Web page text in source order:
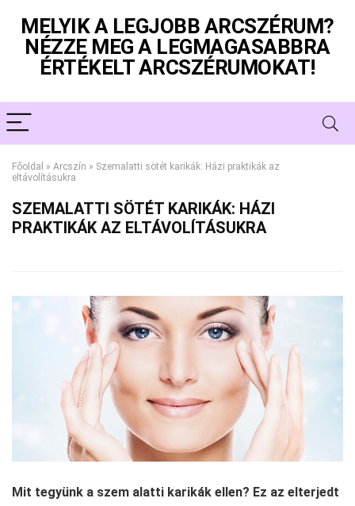
MELYIK A LEGJOBB ARCSZÉRUM?
NÉZZE MEG A LEGMAGASABBRA
ÉRTÉKELT ARCSZÉRUMOKAT!
Főoldal » Arcszín » Szemalatti sötét karikák: Házi praktikák az
eltávolításukra
SZEMALATTI SÖTÉT KARIKÁK: HÁZI
PRAKTIKÁK AZ ELTÁVOLÍTÁSUKRA
Mit tegyünk a szem alatti karikák ellen? Ez az elterjedt